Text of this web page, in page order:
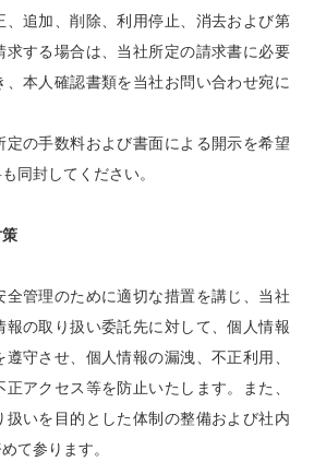
、追加、削除、利用停止、消去および第
求する場合は、当社所定の請求書に必要
、本人確認書類を当社お問い合わせ宛に
定の手数料および書面による開示を希望
同封してください。
全管理のために適切な措置を講じ、当社
報の取り扱い委託先に対して、個人情報
守させ、個人情報の漏洩、不正利用、
アクセス等を防止いたします。また、
扱いを目的とした体制の整備および社内
て参ります。